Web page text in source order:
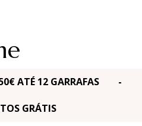
150€ ATÉ 12 GARRAFAS -
GRÁTIS